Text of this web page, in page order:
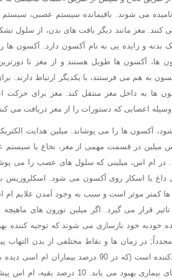
می شوند. باقیمانده سیستم عصبی،
کنند. مغز مانند دیگر بافت های بدن، از
بدنه و زایده یی به نام آکسون دارد. آکسون
ها، آکسون ها طویل هستند و از مغز تا
به هم می فرستند، با یکدیگر ارتباط دارند.
ها به داخل مغز منتقل کند. مغز برای حرکت
اعصابی که دستورات را از مغز دریافت می
آکسون ها را می پوشاند. میلین هدایت
میلین در قسمت مهمی از مغز، نخاع یا
در ام اس، میلینی که سلول های عصب را می
یا اسکار روی آکسون می شود. اسکلروزیس
ها کمتر موثر است و سبب به وجود آمدن علایم
تاثیر قرار می گیرد. اگر میلین نورون های
خودبه خود بازسازی می شوند که توجیه کننده
در زمان ها و نقاط مختلفی از بدن التهاب
دارد؛; شایع ترین نوع آن، ام اس عودکننده است
دوره هایی، علایم بدتر شده و دوره های